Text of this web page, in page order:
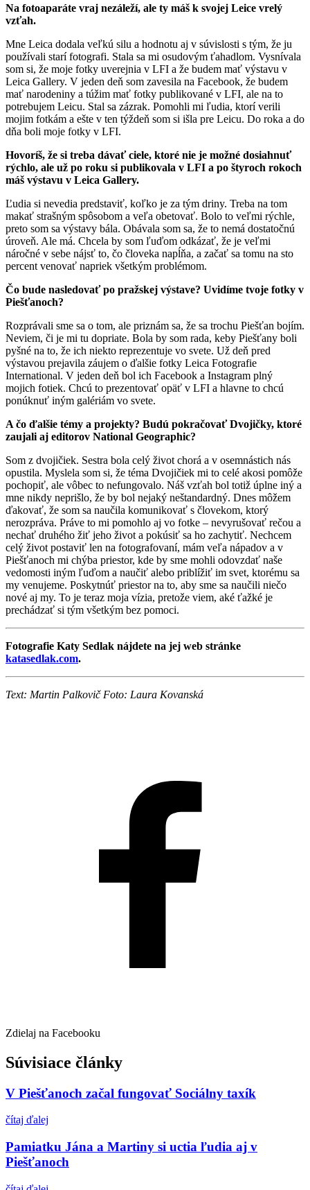
Na fotoaparáte vraj nezáleží, ale ty máš k svojej Leice vrelý
vzťah.
Mne Leica dodala veľkú silu a hodnotu aj v súvislosti s tým, že ju
používali starí fotografi. Stala sa mi osudovým ťahadlom. Vysnívala
som si, že moje fotky uverejnia v LFI a že budem mať výstavu v
Leica Gallery. V jeden deň som zavesila na Facebook, že budem
mať narodeniny a túžim mať fotky publikované v LFI, ale na to
potrebujem Leicu. Stal sa zázrak. Pomohli mi ľudia, ktorí verili
mojim fotkám a ešte v ten týždeň som si išla pre Leicu. Do roka a do
dňa boli moje fotky v LFI.
Hovoríš, že si treba dávať ciele, ktoré nie je možné dosiahnuť
rýchlo, ale už po roku si publikovala v LFI a po štyroch rokoch
máš výstavu v Leica Gallery.
Ľudia si nevedia predstaviť, koľko je za tým driny. Treba na tom
makať strašným spôsobom a veľa obetovať. Bolo to veľmi rýchle,
preto som sa výstavy bála. Obávala som sa, že to nemá dostatočnú
úroveň. Ale má. Chcela by som ľuďom odkázať, že je veľmi
náročné v sebe nájsť to, čo človeka napĺňa, a začať sa tomu na sto
percent venovať napriek všetkým problémom.
Čo bude nasledovať po pražskej výstave? Uvidíme tvoje fotky v
Piešťanoch?
Rozprávali sme sa o tom, ale priznám sa, že sa trochu Piešťan bojím.
Neviem, či je mi tu dopriate. Bola by som rada, keby Piešťany boli
pyšné na to, že ich niekto reprezentuje vo svete. Už deň pred
výstavou prejavila záujem o ďalšie fotky Leica Fotografie
International. V jeden deň bol ich Facebook a Instagram plný
mojich fotiek. Chcú to prezentovať opäť v LFI a hlavne to chcú
ponúknuť iným galériám vo svete.
A čo ďalšie témy a projekty? Budú pokračovať Dvojičky, ktoré
zaujali aj editorov National Geographic?
Som z dvojičiek. Sestra bola celý život chorá a v osemnástich nás
opustila. Myslela som si, že téma Dvojičiek mi to celé akosi pomôže
pochopiť, ale vôbec to nefungovalo. Náš vzťah bol totiž úplne iný a
mne nikdy neprišlo, že by bol nejaký neštandardný. Dnes môžem
ďakovať, že som sa naučila komunikovať s človekom, ktorý
nerozpráva. Práve to mi pomohlo aj vo fotke – nevyrušovať rečou a
nechať druhého žiť jeho život a pokúsiť sa ho zachytiť. Nechcem
celý život postaviť len na fotografovaní, mám veľa nápadov a v
Piešťanoch mi chýba priestor, kde by sme mohli odovzdať naše
vedomosti iným ľuďom a naučiť alebo priblížiť im svet, ktorému sa
my venujeme. Poskytnúť priestor na to, aby sme sa naučili niečo
nové aj my. To je teraz moja vízia, pretože viem, aké ťažké je
prechádzať si tým všetkým bez pomoci.
Fotografie Katy Sedlak nájdete na jej web stránke
katasedlak.com.
Text: Martin Palkovič Foto: Laura Kovanská
Zdielaj na Facebooku
Súvisiace články
V Piešťanoch začal fungovať Sociálny taxík
čítaj ďalej
Pamiatku Jána a Martiny si uctia ľudia aj v
Piešťanoch